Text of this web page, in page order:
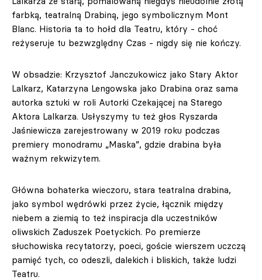
farbką, teatralną Drabiną, jego symbolicznym Mont
Blanc. Historia ta to hołd dla Teatru, który - choć
reżyseruje tu bezwzględny Czas - nigdy się nie kończy.
W obsadzie: Krzysztof Janczukowicz jako Stary Aktor
Lalkarz, Katarzyna Lengowska jako Drabina oraz sama
autorka sztuki w roli Autorki Czekającej na Starego
Aktora Lalkarza. Usłyszymy tu też głos Ryszarda
Jaśniewicza zarejestrowany w 2019 roku podczas
premiery monodramu „Maska”, gdzie drabina była
ważnym rekwizytem.
Główna bohaterka wieczoru, stara teatralna drabina,
jako symbol wędrówki przez życie, łącznik między
niebem a ziemią to też inspiracja dla uczestników
oliwskich Zaduszek Poetyckich. Po premierze
słuchowiska recytatorzy, poeci, goście wierszem uczczą
pamięć tych, co odeszli, dalekich i bliskich, także ludzi
Teatru.